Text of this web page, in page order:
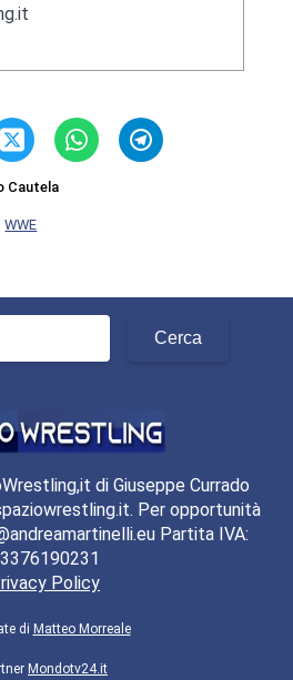
Cautela
,WWE
di Giuseppe Currado
Per opportunità
Partita IVA:
Policy
di Matteo Morreale
Mondotv24.it